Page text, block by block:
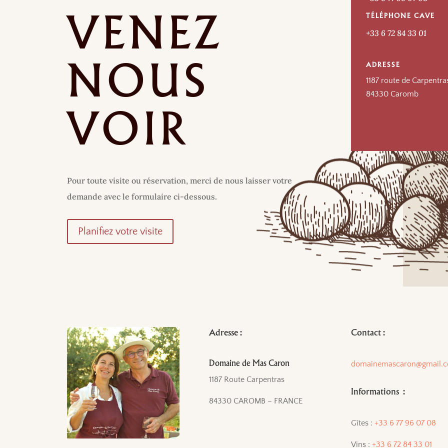
VENEZ
NOUS
VOIR
Pour toute visite ou réservation, merci de nous laisser votre
demande avec le formulaire ci-dessous.
Planifiez votre visite
TÉLÉPHONE CAVE
+33 6 72 84 33 01
ADRESSE
1187 route de
84330 Caromb
Adresse :
Domaine de Mas Caron
1187 Route Carpentras
84330 CAROMB – FRANCE
Contact :
Informations :
Gîtes : +33 6 77 96 07 08
Vins : +33 6 72 84 33 01